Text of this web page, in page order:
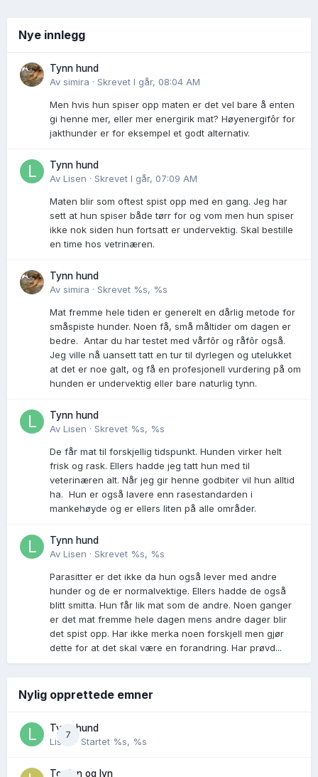
Nye innlegg
Tynn hund
Av simira · Skrevet I går, 08:04 AM
Men hvis hun spiser opp maten er det vel bare å enten
gi henne mer, eller mer energirik mat? Høyenergifôr for
jakthunder er for eksempel et godt alternativ.
Tynn hund
Av Lisen · Skrevet I går, 07:09 AM
Maten blir som oftest spist opp med en gang. Jeg har
sett at hun spiser både tørr for og vom men hun spiser
ikke nok siden hun fortsatt er undervektig. Skal bestille
en time hos vetrinæren.
Tynn hund
Av simira · Skrevet %s, %s
Mat fremme hele tiden er generelt en dårlig metode for
småspiste hunder. Noen få, små måltider om dagen er
bedre. Antar du har testet med vårfôr og råfôr også.
Jeg ville nå uansett tatt en tur til dyrlegen og utelukket
at det er noe galt, og få en profesjonell vurdering på om
hunden er undervektig eller bare naturlig tynn.
Tynn hund
Av Lisen · Skrevet %s, %s
De får mat til forskjellig tidspunkt. Hunden virker helt
frisk og rask. Ellers hadde jeg tatt hun med til
veterinæren alt. Når jeg gir henne godbiter vil hun alltid
ha. Hun er også lavere enn rasestandarden i
mankehøyde og er ellers liten på alle områder.
Tynn hund
Av Lisen · Skrevet %s, %s
Parasitter er det ikke da hun også lever med andre
hunder og de er normalvektige. Ellers hadde de også
blitt smitta. Hun får lik mat som de andre. Noen ganger
er det mat fremme hele dagen mens andre dager blir
det spist opp. Har ikke merka noen forskjell men gjør
dette for at det skal være en forandring. Har prøvd...
Nylig opprettede emner
7
Tynn hund
Lisen
· Startet %s, %s
Torden og lyn